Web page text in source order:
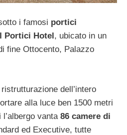
i famosi portici
I Portici Hotel , ubicato in un
fine Ottocento, Palazzo
dell’intero
alla luce ben 1500 metri
vanta 86 camere di
ed Executive, tutte